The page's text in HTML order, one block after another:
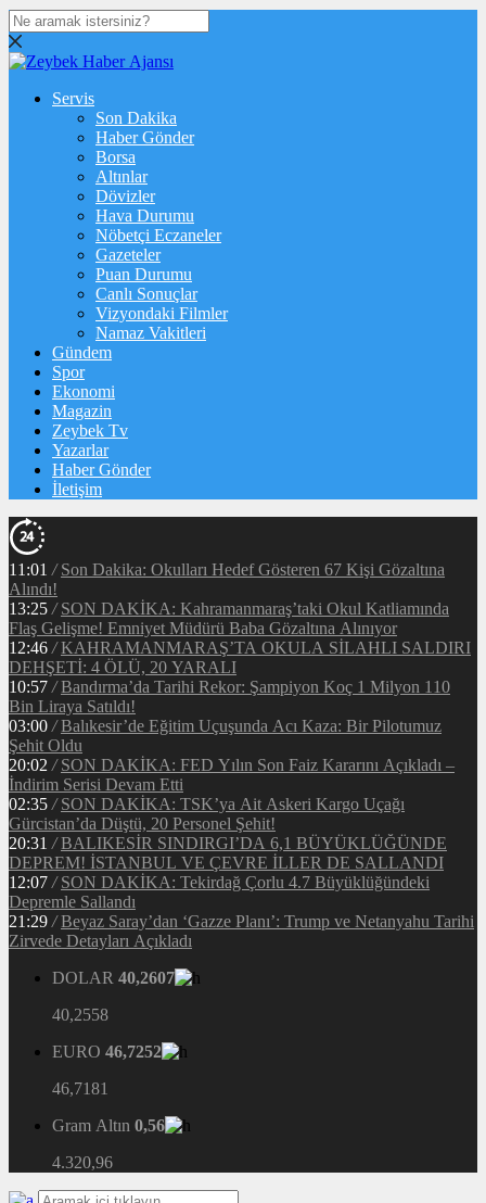
Servis
Son Dakika
Haber Gönder
Borsa
Altınlar
Dövizler
Hava Durumu
Nöbetçi Eczaneler
Gazeteler
Puan Durumu
Canlı Sonuçlar
Vizyondaki Filmler
Namaz Vakitleri
Gündem
Spor
Ekonomi
Magazin
Zeybek Tv
Yazarlar
Haber Gönder
İletişim
11:01 / Son Dakika: Okulları Hedef Gösteren 67 Kişi Gözaltına
Alındı!
13:25 / SON DAKİKA: Kahramanmaraş’taki Okul Katliamında
Flaş Gelişme! Emniyet Müdürü Baba Gözaltına Alınıyor
12:46 / KAHRAMANMARAŞ’TA OKULA SİLAHLI SALDIRI
DEHŞETİ: 4 ÖLÜ, 20 YARALI
10:57 / Bandırma’da Tarihi Rekor: Şampiyon Koç 1 Milyon 110
Bin Liraya Satıldı!
03:00 / Balıkesir’de Eğitim Uçuşunda Acı Kaza: Bir Pilotumuz
Şehit Oldu
20:02 / SON DAKİKA: FED Yılın Son Faiz Kararını Açıkladı –
İndirim Serisi Devam Etti
02:35 / SON DAKİKA: TSK’ya Ait Askeri Kargo Uçağı
Gürcistan’da Düştü, 20 Personel Şehit!
20:31 / BALIKESİR SINDIRGI’DA 6,1 BÜYÜKLÜĞÜNDE
DEPREM! İSTANBUL VE ÇEVRE İLLER DE SALLANDI
12:07 / SON DAKİKA: Tekirdağ Çorlu 4.7 Büyüklüğündeki
Depremle Sallandı
21:29 / Beyaz Saray’dan ‘Gazze Planı’: Trump ve Netanyahu Tarihi
Zirvede Detayları Açıkladı
DOLAR 40,2607
40,2558
EURO 46,7252
46,7181
Gram Altın 0,56
4.320,96